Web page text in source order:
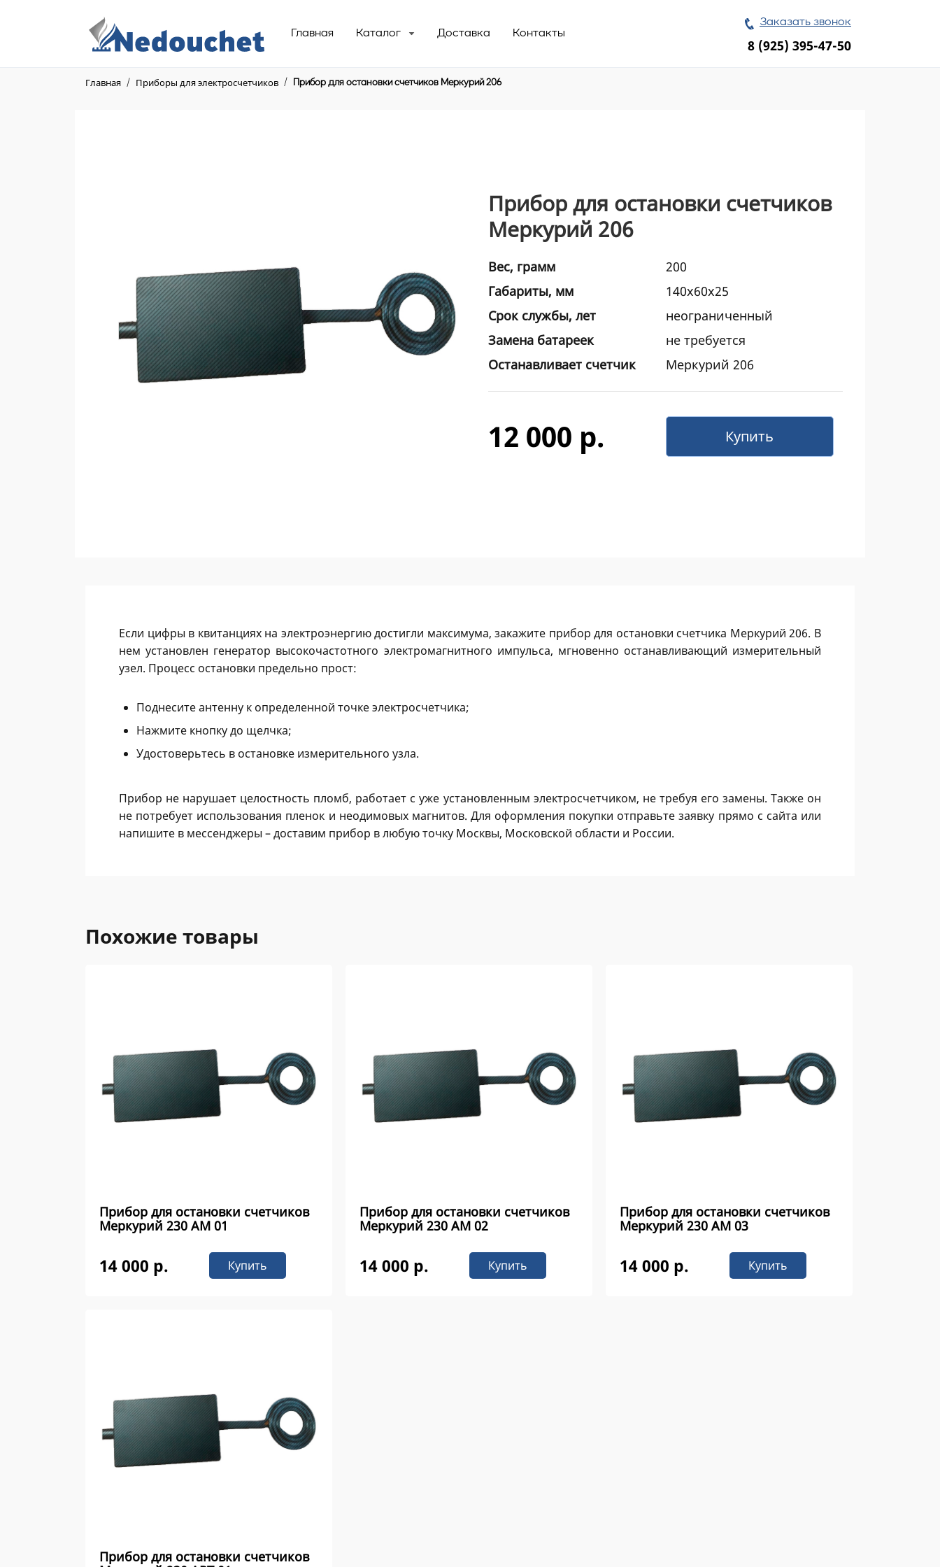
Главная Каталог Доставка Контакты
8 (925) 395-47-50
Заказать звонок
Главная Приборы для электросчетчиков Прибор для остановки счетчиков Меркурий 206
Прибор для остановки счетчиков
Меркурий 206
Вес, грамм
200
Габариты, мм
140x60x25
Срок службы, лет
неограниченный
Замена батареек
не требуется
Останавливает счетчик
Меркурий 206
12 000 р. Купить
Если цифры в квитанциях на электроэнергию достигли максимума, закажите прибор для остановки счетчика Меркурий 206. В
нем установлен генератор высокочастотного электромагнитного импульса, мгновенно останавливающий измерительный
узел. Процесс остановки предельно прост:
Поднесите антенну к определенной точке электросчетчика;
Нажмите кнопку до щелчка;
Удостоверьтесь в остановке измерительного узла.
Прибор не нарушает целостность пломб, работает с уже установленным электросчетчиком, не требуя его замены. Также он
не потребует использования пленок и неодимовых магнитов. Для оформления покупки отправьте заявку прямо с сайта или
напишите в мессенджеры – доставим прибор в любую точку Москвы, Московской области и России.
Похожие товары
Прибор для остановки счетчиков
Меркурий 230 AM 01
14 000 р. Купить
Прибор для остановки счетчиков
Меркурий 230 AM 02
14 000 р. Купить
Прибор для остановки счетчиков
Меркурий 230 AM 03
14 000 р. Купить
Прибор для остановки счетчиков